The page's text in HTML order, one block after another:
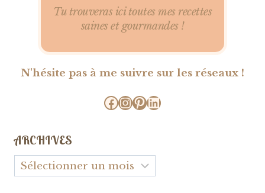
Tu trouveras ici toutes mes recettes
saines et gourmandes !
N'hésite pas à me suivre sur les réseaux !
Facebook
Instagram
Pinterest
LinkedIn
ARCHIVES
Archives